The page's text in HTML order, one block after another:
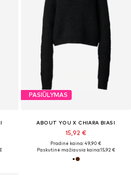
PASIŪLYMAS
ABOUT YOU X CHIARA BIASI
15,92 €
Pradinė kaina: 49,90 €
Paskutinė mažiausia kaina:15,92 €